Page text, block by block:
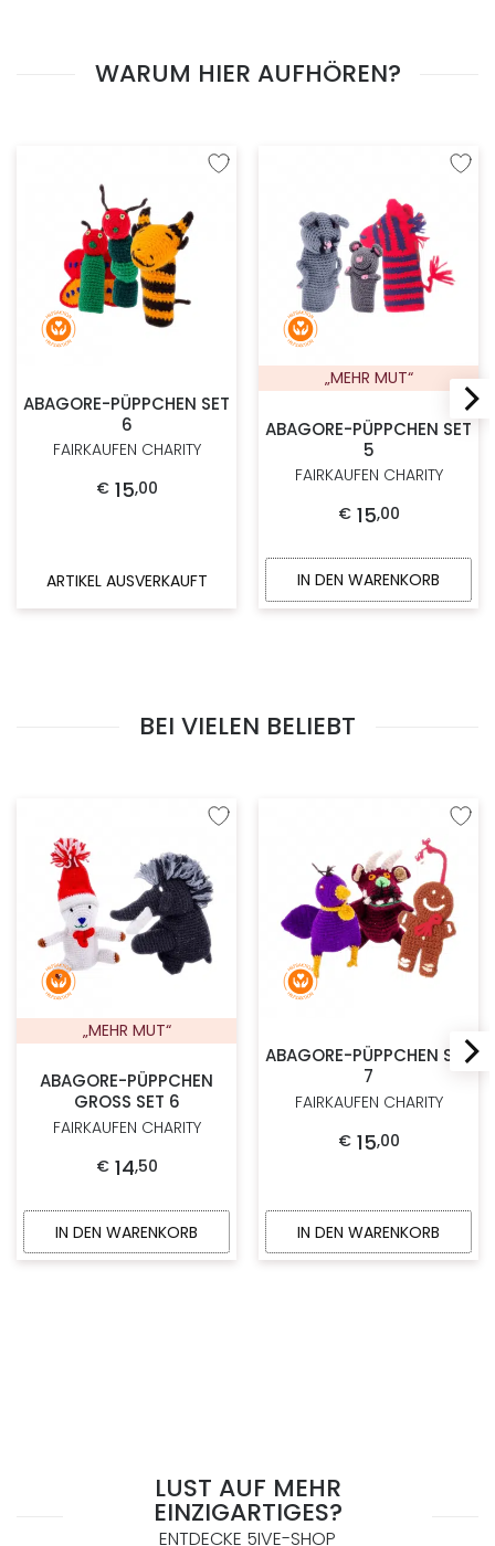
WARUM HIER AUFHÖREN?
Zur Wunschliste hinzufügen
ABAGORE-PÜPPCHEN SET
6
FAIRKAUFEN CHARITY
€ 15,00
ARTIKEL AUSVERKAUFT
Zur
„MEHR MUT“
ABAGORE-PÜPPCHEN SET
5
FAIRKAUFEN CHARITY
€ 15,00
IN DEN WARENKORB
BEI VIELEN BELIEBT
Zur Wunschliste hinzufügen
„MEHR MUT“
ABAGORE-PÜPPCHEN
GROSS SET 6
FAIRKAUFEN CHARITY
€ 14,50
IN DEN WARENKORB
Zur
ABAGORE-PÜPPCHEN SET
7
FAIRKAUFEN CHARITY
€ 15,00
IN DEN WARENKORB
LUST AUF MEHR
EINZIGARTIGES?
ENTDECKE 5IVE-SHOP